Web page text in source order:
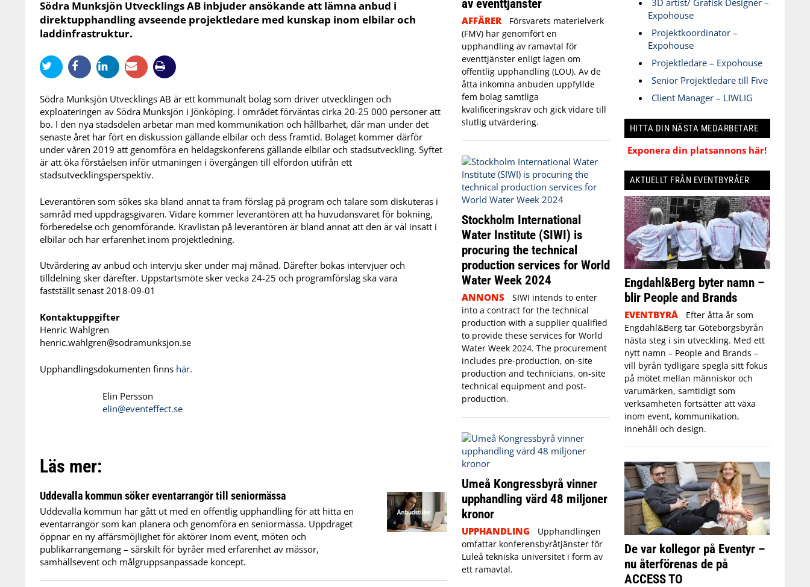
Södra Munksjön Utvecklings AB inbjuder ansökande att lämna anbud i
direktupphandling avseende projektledare med kunskap inom elbilar och
laddinfrastruktur.
Södra Munksjön Utvecklings AB är ett kommunalt bolag som driver utvecklingen och
exploateringen av Södra Munksjön i Jönköping. I området förväntas cirka 20-25 000 personer att
bo. I den nya stadsdelen arbetar man med kommunikation och hållbarhet, där man under det
senaste året har fört en diskussion gällande elbilar och dess framtid. Bolaget kommer därför
under våren 2019 att genomföra en heldagskonferens gällande elbilar och stadsutveckling. Syftet
är att öka förståelsen inför utmaningen i övergången till elfordon utifrån ett
stadsutvecklingsperspektiv.
Leverantören som sökes ska bland annat ta fram förslag på program och talare som diskuteras i
samråd med uppdragsgivaren. Vidare kommer leverantören att ha huvudansvaret för bokning,
förberedelse och genomförande. Kravlistan på leverantören är bland annat att den är väl insatt i
elbilar och har erfarenhet inom projektledning.
Utvärdering av anbud och intervju sker under maj månad. Därefter bokas intervjuer och
tilldelning sker därefter. Uppstartsmöte sker vecka 24-25 och programförslag ska vara
fastställt senast 2018-09-01
Kontaktuppgifter
Henric Wahlgren
henric.wahlgren@sodramunksjon.se
Upphandlingsdokumenten finns här.
Elin Persson
elin@eventeffect.se
Läs mer:
Uddevalla kommun söker eventarrangör till seniormässa
Uddevalla kommun har gått ut med en offentlig upphandling för att hitta en
eventarrangör som kan planera och genomföra en seniormässa. Uppdraget
öppnar en ny affärsmöjlighet för aktörer inom event, möten och
publikarrangemang – särskilt för byråer med erfarenhet av mässor,
samhällsevent och målgruppsanpassade koncept.
av eventtjänster
AFFÄRER
Försvarets materielverk
(FMV) har genomfört en
upphandling av ramavtal för
eventtjänster enligt lagen om
offentlig upphandling (LOU). Av de
åtta inkomna anbuden uppfyllde
fem bolag samtliga
kvalificeringskrav och gick vidare till
slutlig utvärdering.
Stockholm International
Water Institute (SIWI) is
procuring the technical
production services for World
Water Week 2024
ANNONS
SIWI intends to enter
into a contract for the technical
production with a supplier qualified
to provide these services for World
Water Week 2024. The procurement
includes pre-production, on-site
production and technicians, on-site
technical equipment and post-
production.
Umeå Kongressbyrå vinner
upphandling värd 48 miljoner
kronor
UPPHANDLING
Upphandlingen
omfattar konferensbyråtjänster för
Luleå tekniska universitet i form av
ett ramavtal.
Expohouse
Projektkoordinator –
Expohouse
Projektledare – Expohouse
Senior Projektledare till Five
Client Manager – LIWLIG
HITTA DIN NÄSTA MEDARBETARE
Exponera din platsannons här!
AKTUELLT FRÅN EVENTBYRÅER
Engdahl&Berg byter namn –
blir People and Brands
EVENTBYRÅ
Efter åtta år som
Engdahl&Berg tar Göteborgsbyrån
nästa steg i sin utveckling. Med ett
nytt namn – People and Brands –
vill byrån tydligare spegla sitt fokus
på mötet mellan människor och
varumärken, samtidigt som
verksamheten fortsätter att växa
inom event, kommunikation,
innehåll och design.
De var kollegor på Eventyr –
nu återförenas de på
ACCESS TO